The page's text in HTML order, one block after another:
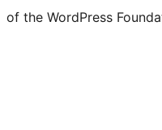
of the WordPress